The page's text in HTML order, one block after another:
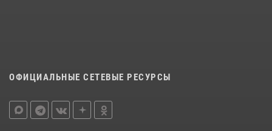
ОФИЦИАЛЬНЫЕ СЕТЕВЫЕ РЕСУРСЫ